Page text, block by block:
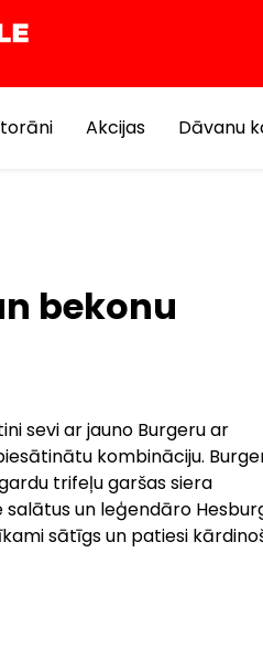
Akcijas Dāvanu
bekonu
sevi ar jauno Burgeru ar
kombināciju.
trifeļu garšas siera
salātus un leģendāro
sātīgs un patiesi